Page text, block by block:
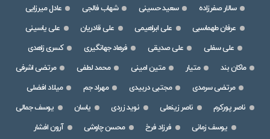
سالار صفرزاده
سعید حسینی شهاب فالجی
عادل میرزایی
عرفان طهماسبی
علی ابراهیمی علی قادریان
علی یاسینی
علی سفلی
علی صدیقی فرهاد جهانگیری
کسری زاهدی
ماکان بند
متیار متین امینی محمد لطفی
مرتضی اشرفی
مرتضی سرمدی
مجتبی دربیدی مهراد جم
میلاد افضلی
ناصر پورکرم
ناصر زینعلی نوید زردی یاسان
یوسف جمالی
یوسف زمانی
فرزاد فرخ محسن چاوشی
آرون افشار